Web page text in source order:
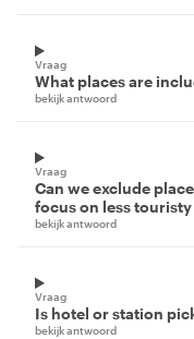
Vraag
What places are
bekijk antwoord
Vraag
Can we exclude
focus on less touristy
bekijk antwoord
Vraag
Is hotel or station
bekijk antwoord